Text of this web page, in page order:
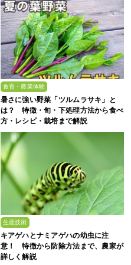
食育・農業体験
暑さに強い野菜「ツルムラサキ」と
は？ 特徴・旬・下処理方法から食べ
方・レシピ・栽培まで解説
生産技術
キアゲハとナミアゲハの幼虫に注
意！ 特徴から防除方法まで、農家が
詳しく解説